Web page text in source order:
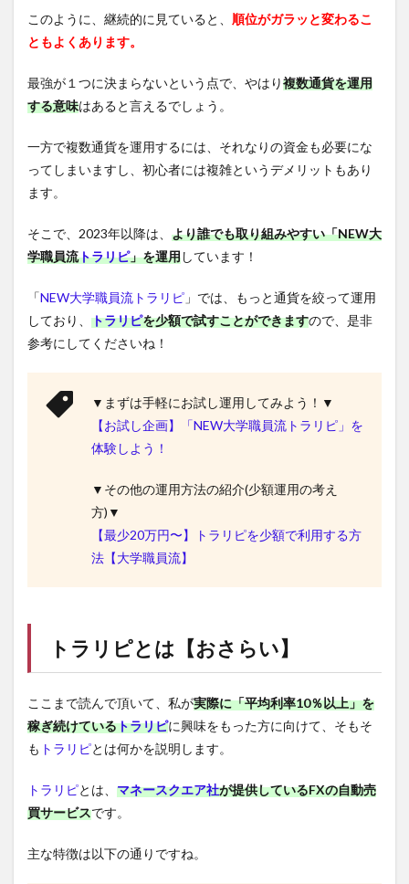
このように、継続的に見ていると、 順位がガラッと変わるこ
ともよくあります。
最強が１つに決まらないという点で、やはり複数通貨を運用
する意味はあると言えるでしょう。
一方で複数通貨を運用するには、それなりの資金も必要にな
ってしまいますし、初心者には複雑というデメリットもあり
ます。
そこで、2023年以降は、 より誰でも取り組みやすい「NEW大
学職員流トラリピ」を運用しています！
「NEW大学職員流トラリピ 」では、もっと通貨を絞って運用
しており、 トラリピを少額で試すことができますので、是非
参考にしてくださいね！
▼まずは手軽にお試し運用してみよう！▼
【お試し企画】「NEW大学職員流トラリピ」を
体験しよう！
▼その他の運用方法の紹介(少額運用の考え
方)▼
【最少20万円〜】トラリピを少額で利用する方
法【大学職員流】
トラリピとは【おさらい】
ここまで読んで頂いて、私が実際に「平均利率10％以上」を
稼ぎ続けているトラリピに興味をもった方に向けて、そもそ
も トラリピとは何かを説明します。
トラリピとは、 マネースクエア社が提供しているFXの自動売
買サービスです。
主な特徴は以下の通りですね。